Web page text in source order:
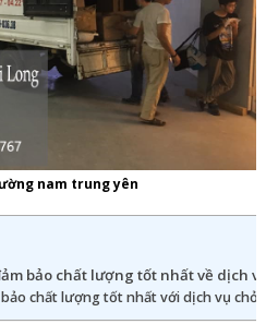
nam trung yên
bảo chất lượng tốt nhất về dịch vụ
chất lượng tốt nhất với dịch vụ chở